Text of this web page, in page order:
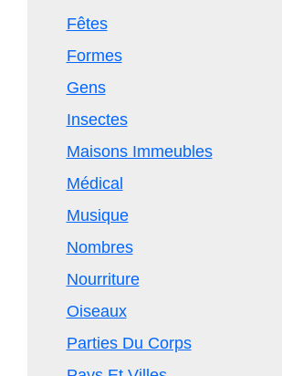
Fêtes
Formes
Gens
Insectes
Maisons Immeubles
Médical
Musique
Nombres
Nourriture
Oiseaux
Parties Du Corps